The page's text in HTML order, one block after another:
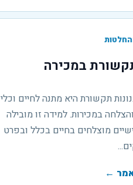
במכירה
תקשורת היא מתנה לחיים וכלי
במכירות. למידה זו מובילה
מוצלחים בחיים בכלל ובפרט
←